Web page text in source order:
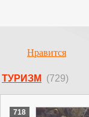
Нравится
ТУРИЗМ (729)
718